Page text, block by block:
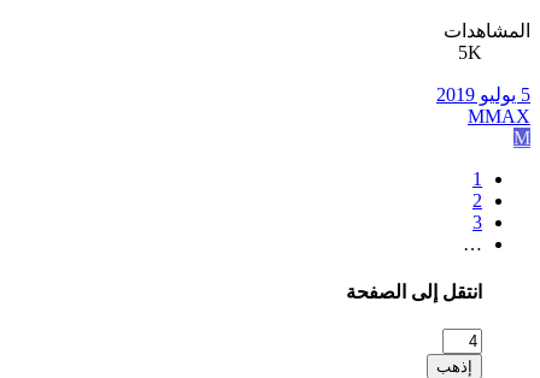
المشاهدات
5K
5 يوليو 2019
MMAX
M
1
2
3
…
انتقل إلى الصفحة
إذهب